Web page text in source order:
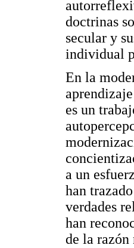
doctrinas
secular y
individual
En la
es un
a un
han
verdades
han
de la razón